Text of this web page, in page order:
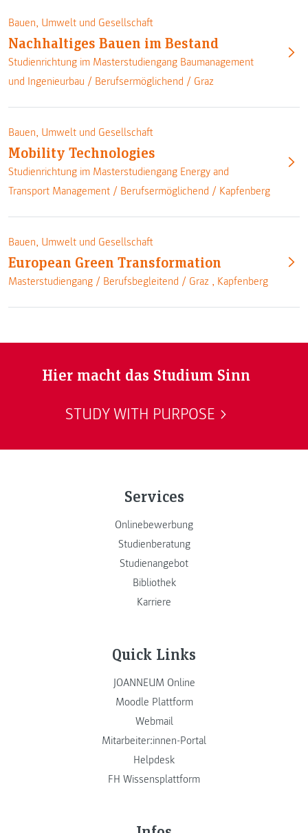
Bauen, Umwelt und Gesellschaft
Nachhaltiges Bauen im Bestand
Studienrichtung im Masterstudiengang Baumanagement
und Ingenieurbau / Berufsermöglichend / Graz
Bauen, Umwelt und Gesellschaft
Mobility Technologies
Studienrichtung im Masterstudiengang Energy and
Transport Management / Berufsermöglichend / Kapfenberg
Bauen, Umwelt und Gesellschaft
European Green Transformation
Masterstudiengang / Berufsbegleitend / Graz , Kapfenberg
Hier macht das Studium Sinn
STUDY WITH PURPOSE
Services
Onlinebewerbung
Studienberatung
Studienangebot
Bibliothek
Karriere
Quick Links
JOANNEUM Online
Moodle Plattform
Webmail
Mitarbeiter:innen-Portal
Helpdesk
FH Wissensplattform